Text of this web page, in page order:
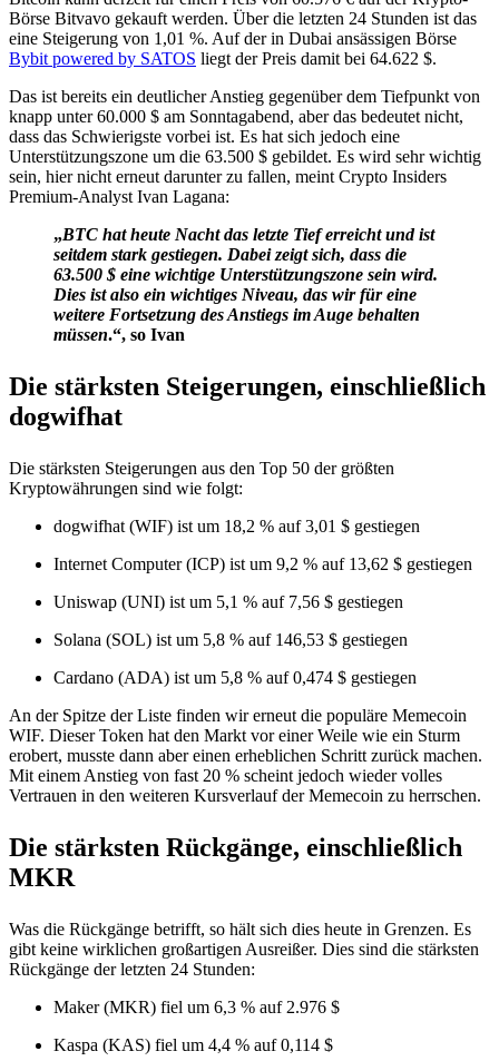
Börse Bitvavo gekauft werden. Über die letzten 24 Stunden ist das
eine Steigerung von 1,01 %. Auf der in Dubai ansässigen Börse
Bybit powered by SATOS liegt der Preis damit bei 64.622 $.
Das ist bereits ein deutlicher Anstieg gegenüber dem Tiefpunkt von
knapp unter 60.000 $ am Sonntagabend, aber das bedeutet nicht,
dass das Schwierigste vorbei ist. Es hat sich jedoch eine
Unterstützungszone um die 63.500 $ gebildet. Es wird sehr wichtig
sein, hier nicht erneut darunter zu fallen, meint Crypto Insiders
Premium-Analyst Ivan Lagana:
„BTC hat heute Nacht das letzte Tief erreicht und ist
seitdem stark gestiegen. Dabei zeigt sich, dass die
63.500 $ eine wichtige Unterstützungszone sein wird.
Dies ist also ein wichtiges Niveau, das wir für eine
weitere Fortsetzung des Anstiegs im Auge behalten
müssen.“, so Ivan
Die stärksten Steigerungen, einschließlich
dogwifhat
Die stärksten Steigerungen aus den Top 50 der größten
Kryptowährungen sind wie folgt:
dogwifhat (WIF) ist um 18,2 % auf 3,01 $ gestiegen
Internet Computer (ICP) ist um 9,2 % auf 13,62 $ gestiegen
Uniswap (UNI) ist um 5,1 % auf 7,56 $ gestiegen
Solana (SOL) ist um 5,8 % auf 146,53 $ gestiegen
Cardano (ADA) ist um 5,8 % auf 0,474 $ gestiegen
An der Spitze der Liste finden wir erneut die populäre Memecoin
WIF. Dieser Token hat den Markt vor einer Weile wie ein Sturm
erobert, musste dann aber einen erheblichen Schritt zurück machen.
Mit einem Anstieg von fast 20 % scheint jedoch wieder volles
Vertrauen in den weiteren Kursverlauf der Memecoin zu herrschen.
Die stärksten Rückgänge, einschließlich
MKR
Was die Rückgänge betrifft, so hält sich dies heute in Grenzen. Es
gibt keine wirklichen großartigen Ausreißer. Dies sind die stärksten
Rückgänge der letzten 24 Stunden:
Maker (MKR) fiel um 6,3 % auf 2.976 $
Kaspa (KAS) fiel um 4,4 % auf 0,114 $